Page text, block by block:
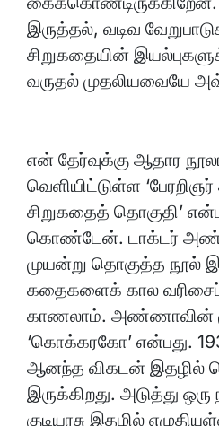
இருத்தல், வடிவ
சிறுகதையின்
வருதல் முதலியவையே
என் தேர்வுக்கு ஆதார
வெளியிட்டுள்ள
சிறுகதைத் தொகுதி’
கொண்டேன். டாக்டர்
முயன்று தொகுத்த
கதைகளைக் கால
காணலாம். அண்ணாவின்
‘கொக்கரகோ’ என்பது.
ஆனந்த விகடன் இதழில்
இருக்கிறது. அடுத்து
குடியரசு இதழில்